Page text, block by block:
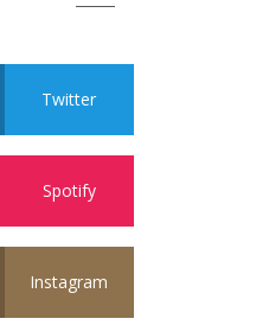
Twitter
Spotify
Instagram